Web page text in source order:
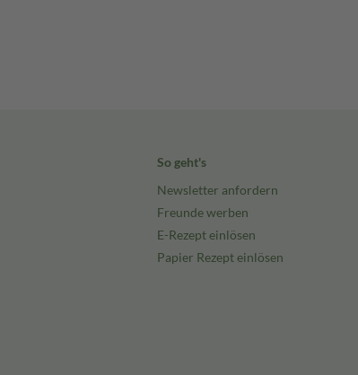
So geht's
Newsletter anfordern
Freunde werben
E-Rezept einlösen
Papier Rezept einlösen